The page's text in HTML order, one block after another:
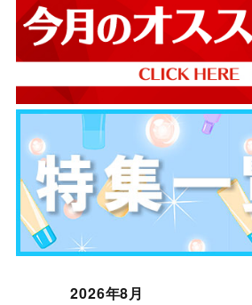
2026年8月